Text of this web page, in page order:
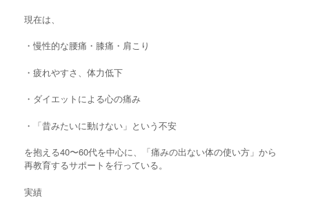
現在は、
・慢性的な腰痛・膝痛・肩こり
・疲れやすさ、体力低下
・ダイエットによる心の痛み
・「昔みたいに動けない」という不安
を抱える40〜60代を中心に、「痛みの出ない体の使い方」から
再教育するサポートを行っている。
実績